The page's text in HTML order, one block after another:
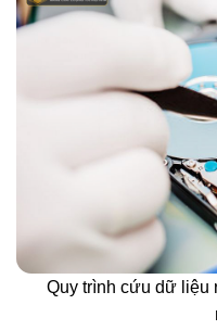
Quy trình cứu dữ liệu